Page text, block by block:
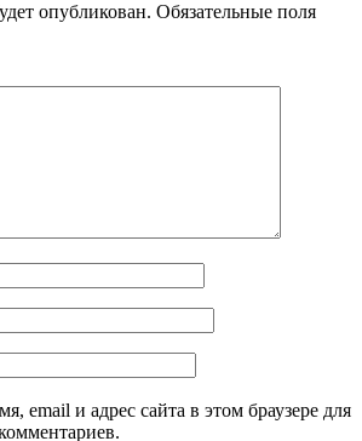
опубликован. Обязательные поля
email и адрес сайта в этом браузере для